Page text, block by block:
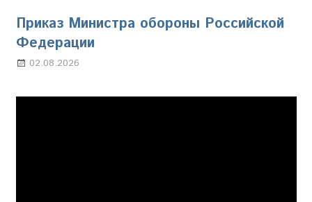
Приказ Министра обороны Российской
Федерации
02.08.2026